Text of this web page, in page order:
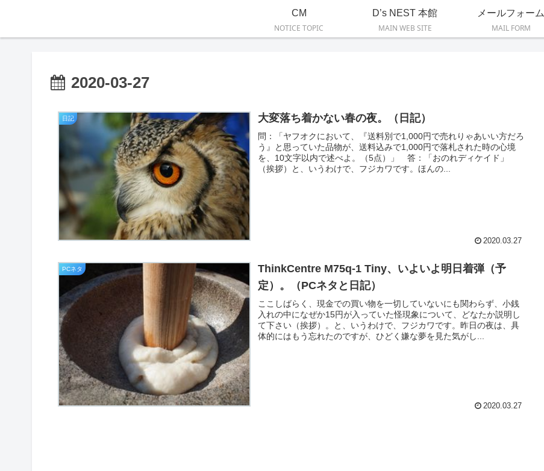
CM
NOTICE TOPIC
D’s NEST 本館
MAIN WEB SITE
メールフォーム
MAIL FORM
2020-03-27
日記 大変落ち着かない春の夜。（日記）
問：「ヤフオクにおいて、『送料別で1,000円で売れりゃあいい方だろ
う』と思っていた品物が、送料込みで1,000円で落札された時の心境
を、10文字以内で述べよ。（5点）」 答：「おのれディケイド」
（挨拶）と、いうわけで、フジカワです。ほんの...
2020.03.27
PCネタ
ThinkCentre M75q-1 Tiny、いよいよ明日着弾（予
定）。（PCネタと日記）
ここしばらく、現金での買い物を一切していないにも関わらず、小銭
入れの中になぜか15円が入っていた怪現象について、どなたか説明し
て下さい（挨拶）。と、いうわけで、フジカワです。昨日の夜は、具
体的にはもう忘れたのですが、ひどく嫌な夢を見た気がし...
2020.03.27